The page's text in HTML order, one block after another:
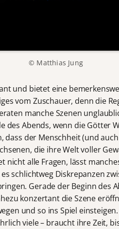
© Matthias Jung
und bietet eine
vom Zuschauer, denn die
manche Szenen
des Abends, wenn die Götter
dass der Menschheit (und
die ihre Welt voller
nicht alle Fragen, lässt
schlichtweg Diskrepanzen
Gerade der Beginn des
konzertant die Szene
und so ins Spiel
viele – braucht ihre Zeit,